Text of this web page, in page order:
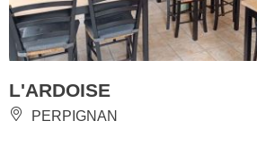
L'ARDOISE
PERPIGNAN